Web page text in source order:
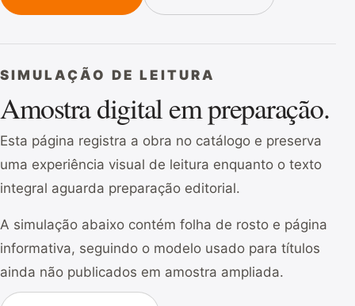
SIMULAÇÃO DE LEITURA
Amostra digital em preparação.
Esta página registra a obra no catálogo e preserva
uma experiência visual de leitura enquanto o texto
integral aguarda preparação editorial.
A simulação abaixo contém folha de rosto e página
informativa, seguindo o modelo usado para títulos
ainda não publicados em amostra ampliada.